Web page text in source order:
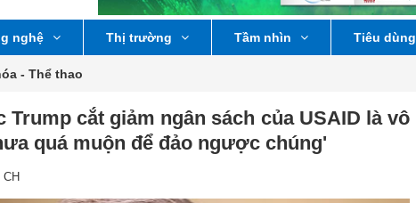
nghệ Thị trường Tầm nhìn Tiêu dùng
- Thể thao
Trump cắt giảm ngân sách của USAID là vô
quá muộn để đảo ngược chúng'
CH